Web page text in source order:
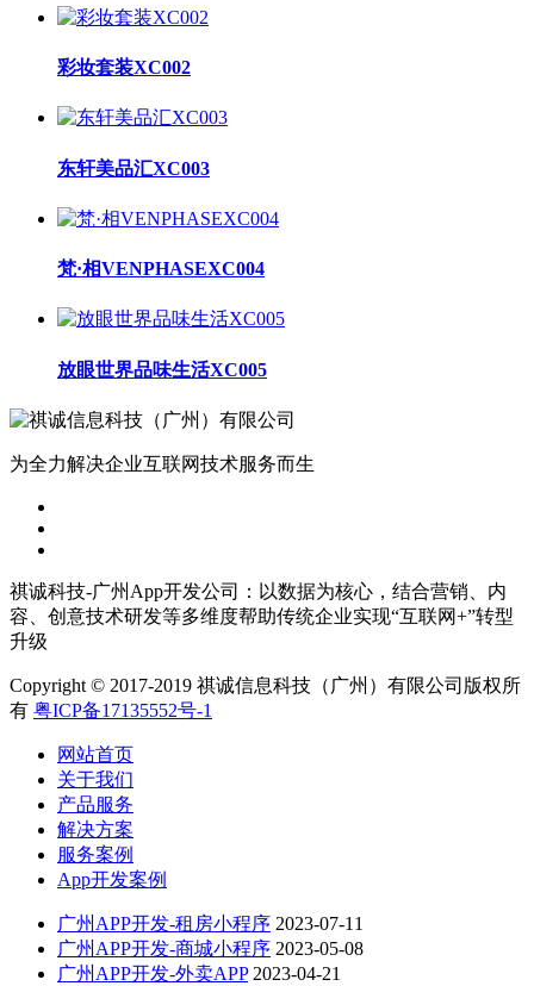
彩妆套装XC002
东轩美品汇XC003
梵·相VENPHASEXC004
放眼世界品味生活XC005
为全力解决企业互联网技术服务而生
祺诚科技-广州App开发公司：以数据为核心，结合营销、内
容、创意技术研发等多维度帮助传统企业实现“互联网+”转型
升级
Copyright © 2017-2019 祺诚信息科技（广州）有限公司版权所
有 粤ICP备17135552号-1
网站首页
关于我们
产品服务
解决方案
服务案例
App开发案例
广州APP开发-租房小程序 2023-07-11
广州APP开发-商城小程序 2023-05-08
广州APP开发-外卖APP 2023-04-21